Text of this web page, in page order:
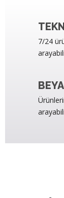
7/24